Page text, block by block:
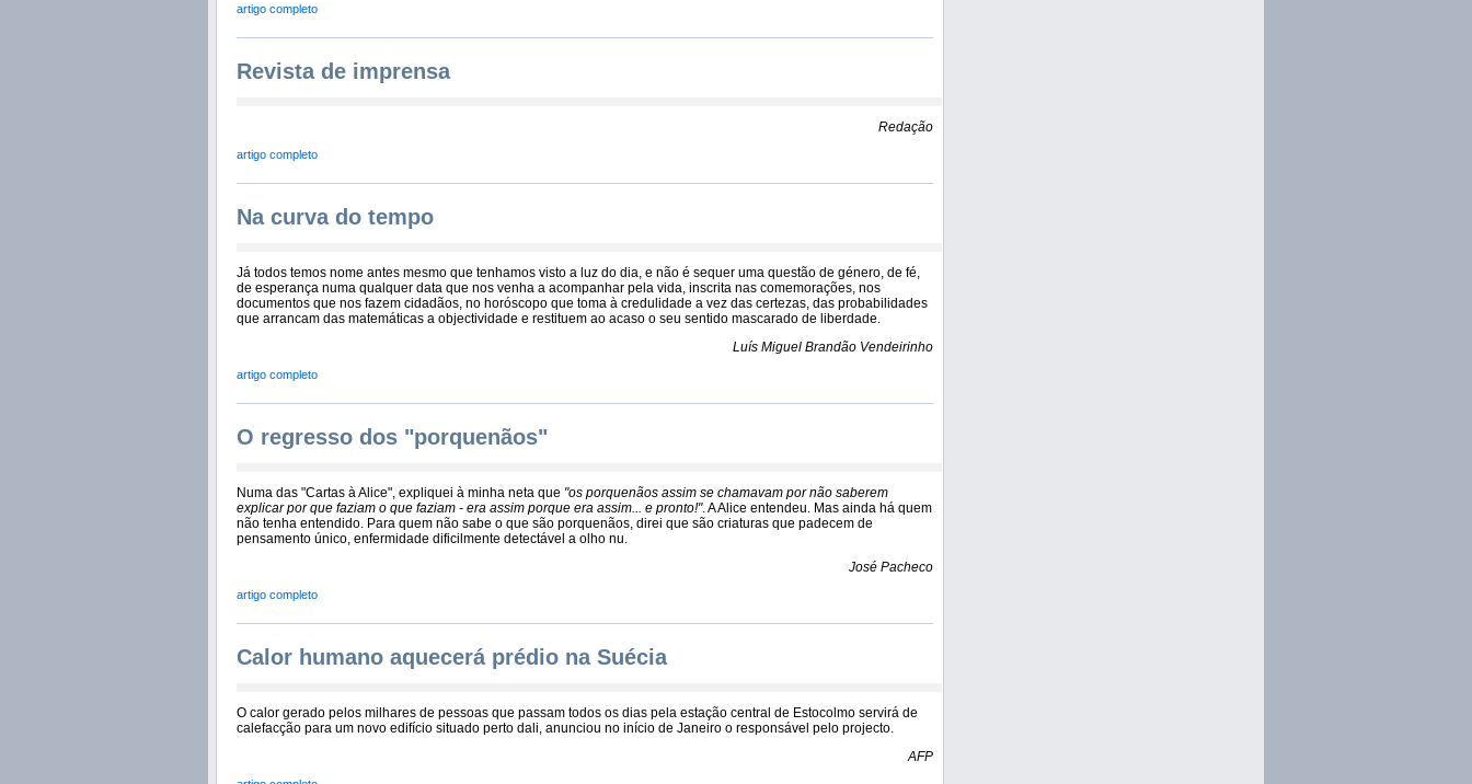
artigo completo
Revista de imprensa
Redação
artigo completo
Na curva do tempo
Já todos temos nome antes mesmo que tenhamos visto a luz do dia, e não é sequer uma questão de género, de fé,
de esperança numa qualquer data que nos venha a acompanhar pela vida, inscrita nas comemorações, nos
documentos que nos fazem cidadãos, no horóscopo que toma à credulidade a vez das certezas, das probabilidades
que arrancam das matemáticas a objectividade e restituem ao acaso o seu sentido mascarado de liberdade.
Luís Miguel Brandão Vendeirinho
artigo completo
O regresso dos "porquenãos"
Numa das "Cartas à Alice", expliquei à minha neta que "os porquenãos assim se chamavam por não saberem
explicar por que faziam o que faziam - era assim porque era assim... e pronto!". A Alice entendeu. Mas ainda há quem
não tenha entendido. Para quem não sabe o que são porquenãos, direi que são criaturas que padecem de
pensamento único, enfermidade dificilmente detectável a olho nu.
José Pacheco
artigo completo
Calor humano aquecerá prédio na Suécia
O calor gerado pelos milhares de pessoas que passam todos os dias pela estação central de Estocolmo servirá de
calefacção para um novo edifício situado perto dali, anunciou no início de Janeiro o responsável pelo projecto.
AFP